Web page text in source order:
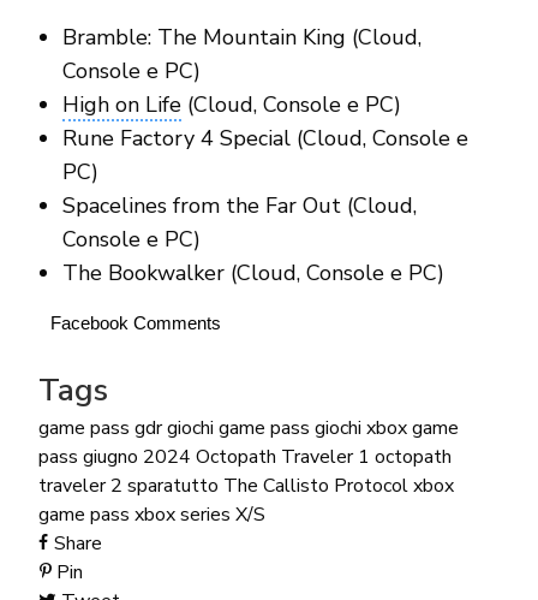
Bramble: The Mountain King (Cloud,
Console e PC)
High on Life(Cloud, Console e PC)
Rune Factory 4 Special (Cloud, Console e
PC)
Spacelines from the Far Out (Cloud,
Console e PC)
The Bookwalker (Cloud, Console e PC)
Facebook Comments
Tags
game pass gdrgiochi game pass giochi xbox game
pass giugno 2024 Octopath Traveler 1 octopath
traveler 2 sparatutto The Callisto Protocolxbox
game pass xbox series X/S
Share
Pin